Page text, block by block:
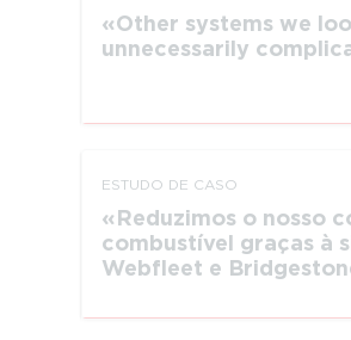
Other systems we
unnecessarily
ESTUDO DE CASO
Reduzimos o nosso
combustível graças à
Webfleet e